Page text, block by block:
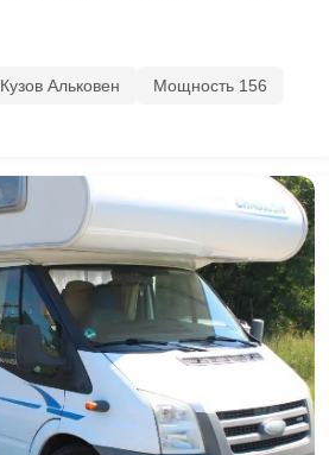
Кузов Альковен
Мощность 156